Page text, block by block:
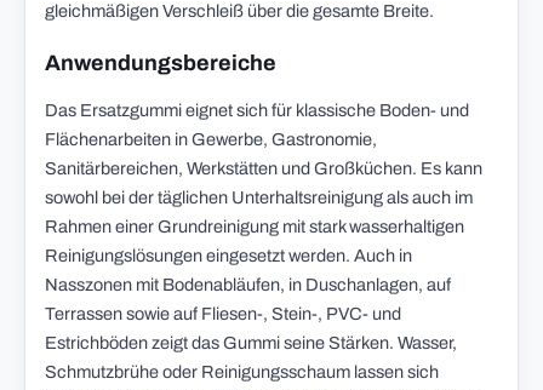
gleichmäßigen Verschleiß über die gesamte Breite.
Anwendungsbereiche
Das Ersatzgummi eignet sich für klassische Boden- und
Flächenarbeiten in Gewerbe, Gastronomie,
Sanitärbereichen, Werkstätten und Großküchen. Es kann
sowohl bei der täglichen Unterhaltsreinigung als auch im
Rahmen einer Grundreinigung mit stark wasserhaltigen
Reinigungslösungen eingesetzt werden. Auch in
Nasszonen mit Bodenabläufen, in Duschanlagen, auf
Terrassen sowie auf Fliesen-, Stein-, PVC- und
Estrichböden zeigt das Gummi seine Stärken. Wasser,
Schmutzbrühe oder Reinigungsschaum lassen sich